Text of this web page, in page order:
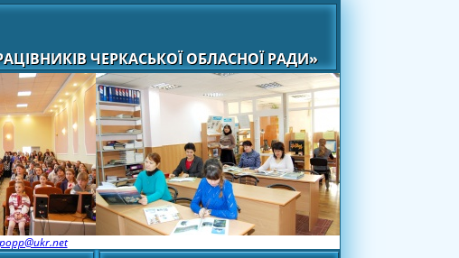
ЧЕРКАСЬКОЇ ОБЛАСНОЇ РАДИ»